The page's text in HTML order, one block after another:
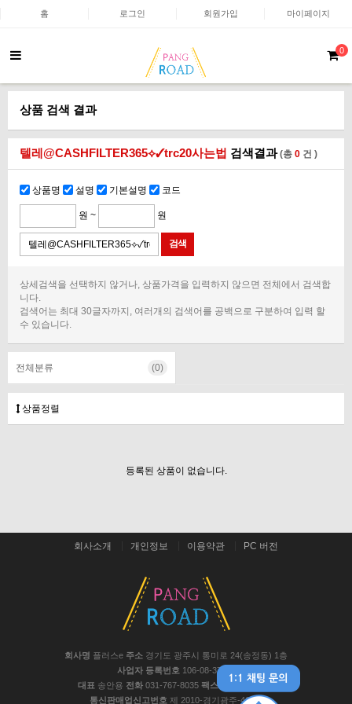
홈 로그인 회원가입 마이페이지
0
상품 검색 결과
텔레@CASHFILTER365⟡✓trc20사는법 검색결과(총 0 건 )
상품명 설명 기본설명 코드
원 ~ 원
상세검색을 선택하지 않거나, 상품가격을 입력하지 않으면 전체에서 검색합
니다.
검색어는 최대 30글자까지, 여러개의 검색어를 공백으로 구분하여 입력 할
수 있습니다.
전체분류 (0)
상품정렬
등록된 상품이 없습니다.
회사소개 개인정보 이용약관 PC 버전
회사명 플러스e 주소 경기도 광주시 통미로 24(송정동) 1층
사업자 등록번호 106-08-37441
대표 송안용 전화 031-767-8035 팩스 031-767-8048
통신판매업신고번호 제 2010-경기광주-467호